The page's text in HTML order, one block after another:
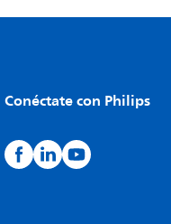
Conéctate con Philips